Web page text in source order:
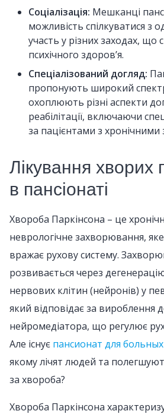
Соціалізація: Мешканці
можливість спілкуватися з
участь у різних заходах, що
психічного здоров’я.
Спеціалізований догляд:
пропонують широкий
охоплюють різні аспекти
реабілітації, включаючи
за пацієнтами з
Лікування хворих
в пансіонаті
Хвороба Паркінсона – це
неврологічне захворювання,
вражає рухову систему.
розвивається через
нервових клітин (нейронів) у
який відповідає за вироблення
нейромедіатора, що регулює
Але існує пансионат для
якому лічят людей та
за хвороба?
Хвороба Паркінсона